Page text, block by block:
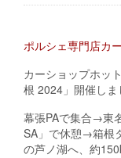
ポルシェ専門店カ
カーショップホッ
根 2024」開催しま
幕張PAで集合→東
SA」で休憩→箱根
の芦ノ湖へ、約